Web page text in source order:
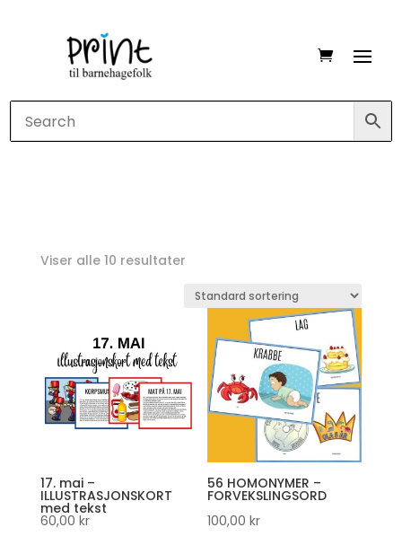
Viser alle 10 resultater
17. mai –
ILLUSTRASJONSKORT
med tekst
60,00 kr
56 HOMONYMER –
FORVEKSLINGSORD
100,00kr